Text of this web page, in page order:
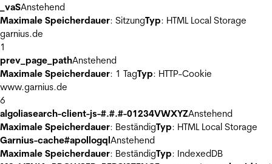
_vaSAnstehend
Maximale Speicherdauer: SitzungTyp: HTML Local Storage
garnius.de
1
prev_page_pathAnstehend
Maximale Speicherdauer: 1 TagTyp: HTTP-Cookie
www.garnius.de
6
algoliasearch-client-js-#.#.#-01234VWXYZAnstehend
Maximale Speicherdauer: BeständigTyp: HTML Local Storage
Garnius-cache#apollogqlAnstehend
Maximale Speicherdauer: BeständigTyp: IndexedDB